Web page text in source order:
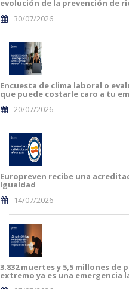
evolución de la prevención de
30/07/2026
Encuesta de clima laboral o
que puede costarle caro a tu
20/07/2026
Europreven recibe una
Igualdad
14/07/2026
3.832 muertes y 5,5 millones de
extremo ya es una emergencia